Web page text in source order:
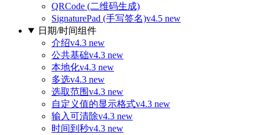
QRCode (二维码生成)
SignaturePad (手写签名)v4.5 new
日期/时间组件
介绍v4.3 new
公共基础v4.3 new
本地化v4.3 new
多选v4.3 new
选取范围v4.3 new
自定义值的显示格式v4.3 new
输入可清除v4.3 new
时间到秒v4.3 new